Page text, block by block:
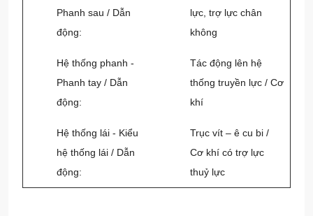
Phanh sau / Dẫn
động:
lực, trợ lực chân
không
Hệ thống phanh -
Phanh tay / Dẫn
động:
Tác động lên hệ
thống truyền lực / Cơ
khí
Hệ thống lái - Kiểu
hệ thống lái / Dẫn
động:
Trục vít – ê cu bi /
Cơ khí có trợ lực
thuỷ lực